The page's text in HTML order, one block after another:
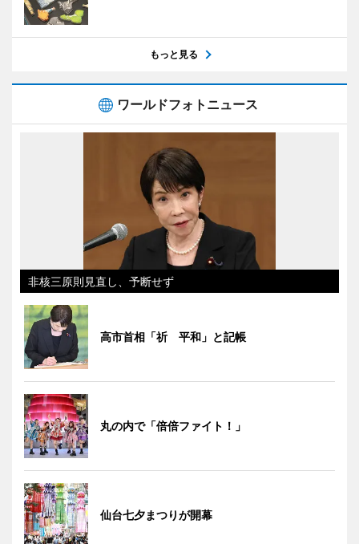
もっと見る
ワールドフォトニュース
非核三原則見直し、予断せず
高市首相「祈 平和」と記帳
丸の内で「倍倍ファイト！」
仙台七夕まつりが開幕